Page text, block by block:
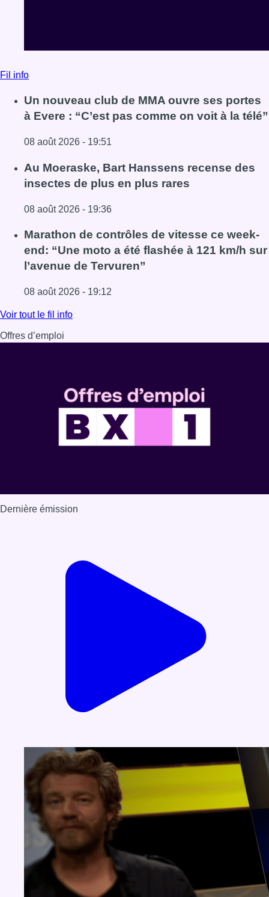
Fil info
Un nouveau club de MMA ouvre ses portes
à Evere : “C’est pas comme on voit à la télé”
08 août 2026 - 19:51
Lire l'article Un nouveau club de MMA ouvre ses portes à
Au Moeraske, Bart Hanssens recense des
insectes de plus en plus rares
08 août 2026 - 19:36
Lire l'article Au Moeraske, Bart Hanssens recense des
Marathon de contrôles de vitesse ce week-
end: “Une moto a été flashée à 121 km/h sur
l’avenue de Tervuren”
08 août 2026 - 19:12
Lire l'article Marathon de contrôles de vitesse ce week-
Voir tout le fil info
Offres d’emploi
Dernière émission